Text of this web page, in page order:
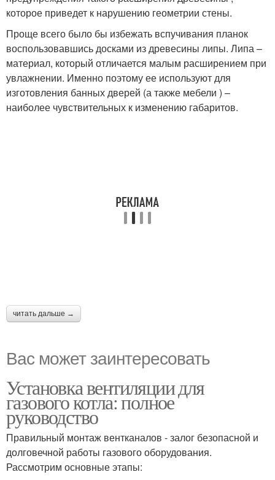
которое приведет к нарушению геометрии стены.
Проще всего было бы избежать вспучивания планок
воспользовавшись досками из древесины липы. Липа –
материал, который отличается малым расширением при
увлажнении. Именно поэтому ее используют для
изготовления банных дверей (а также мебели ) –
наиболее чувствительных к изменению габаритов.
читать дальше →
Вас может заинтересовать
Установка вентиляции для
газового котла: полное
руководство
Правильный монтаж вентканалов - залог безопасной и
долговечной работы газового оборудования.
Рассмотрим основные этапы: